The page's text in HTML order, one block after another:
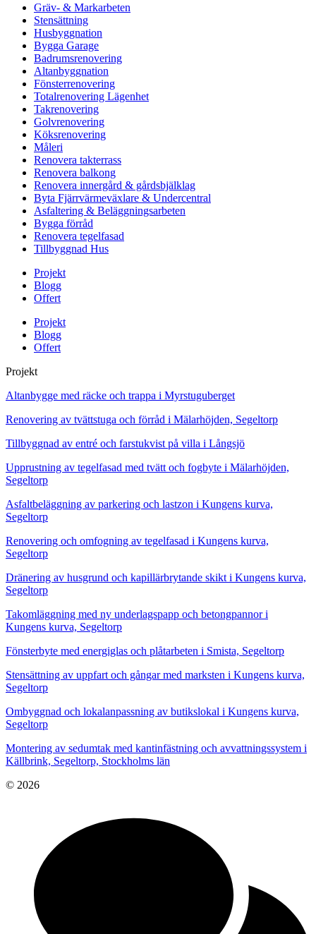
Gräv- & Markarbeten
Stensättning
Husbyggnation
Bygga Garage
Badrumsrenovering
Altanbyggnation
Fönsterrenovering
Totalrenovering Lägenhet
Takrenovering
Golvrenovering
Köksrenovering
Måleri
Renovera takterrass
Renovera balkong
Renovera innergård & gårdsbjälklag
Byta Fjärrvärmeväxlare & Undercentral
Asfaltering & Beläggningsarbeten
Bygga förråd
Renovera tegelfasad
Tillbyggnad Hus
Projekt
Blogg
Offert
Projekt
Blogg
Offert
Projekt
Altanbygge med räcke och trappa i Myrstuguberget
Renovering av tvättstuga och förråd i Mälarhöjden, Segeltorp
Tillbyggnad av entré och farstukvist på villa i Långsjö
Upprustning av tegelfasad med tvätt och fogbyte i Mälarhöjden,
Segeltorp
Asfaltbeläggning av parkering och lastzon i Kungens kurva,
Segeltorp
Renovering och omfogning av tegelfasad i Kungens kurva,
Segeltorp
Dränering av husgrund och kapillärbrytande skikt i Kungens kurva,
Segeltorp
Takomläggning med ny underlagspapp och betongpannor i
Kungens kurva, Segeltorp
Fönsterbyte med energiglas och plåtarbeten i Smista, Segeltorp
Stensättning av uppfart och gångar med marksten i Kungens kurva,
Segeltorp
Ombyggnad och lokalanpassning av butikslokal i Kungens kurva,
Segeltorp
Montering av sedumtak med kantinfästning och avvattningssystem i
Källbrink, Segeltorp, Stockholms län
© 2026